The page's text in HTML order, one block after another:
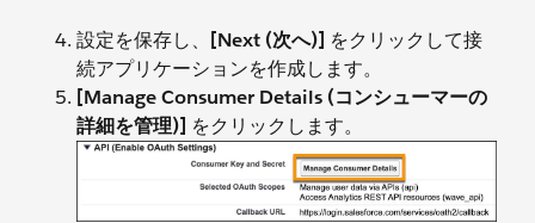
設定を保存し、 [Next (次へ)] をクリックして接
続アプリケーションを作成します。
[Manage Consumer Details (コンシューマーの
詳細を管理)] をクリックします。